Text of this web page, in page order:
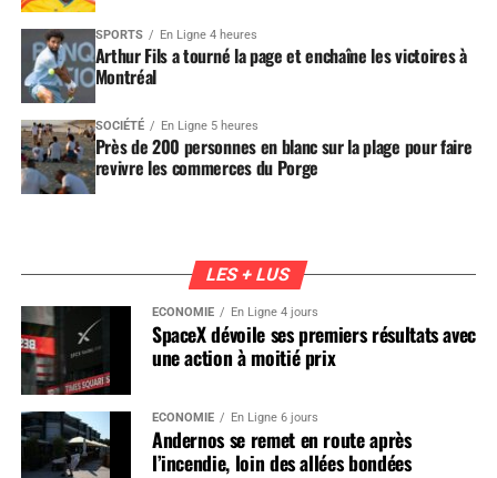
SPORTS En Ligne 4 heures
Arthur Fils a tourné la page et enchaîne les victoires à
Montréal
SOCIÉTÉ En Ligne 5 heures
Près de 200 personnes en blanc sur la plage pour faire
revivre les commerces du Porge
LES + LUS
ÉCONOMIE En Ligne 4 jours
SpaceX dévoile ses premiers résultats avec
une action à moitié prix
ÉCONOMIE En Ligne 6 jours
Andernos se remet en route après
l’incendie, loin des allées bondées